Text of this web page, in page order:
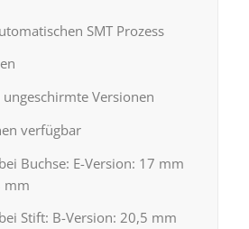
SMT Prozess
Versionen
verfügbar
Buchse: E-Version: 17 mm
mm
Stift: B-Version: 20,5 mm